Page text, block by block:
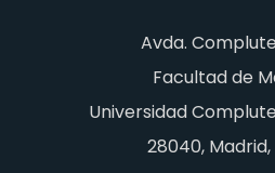
Avda.
Facultad de
Universidad
28040,